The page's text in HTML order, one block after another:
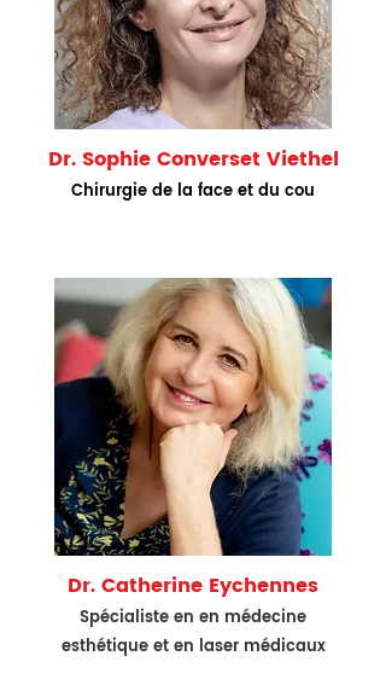
Dr. Sophie Converset Viethel
Chirurgie de la face et du cou
Dr. Catherine Eychennes
Spécialiste en en médecine
esthétique et en laser médicaux